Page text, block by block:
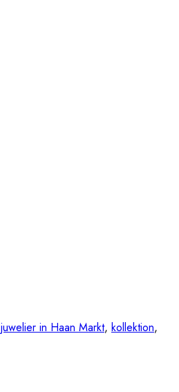
juwelier in Haan Markt, kollektion,